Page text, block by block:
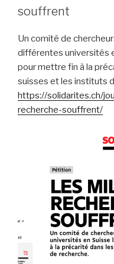
souffrent
Un comité de
différentes universités
pour mettre fin à la
suisses et les instituts
https://solidarites.ch/
recherche-souffrent/